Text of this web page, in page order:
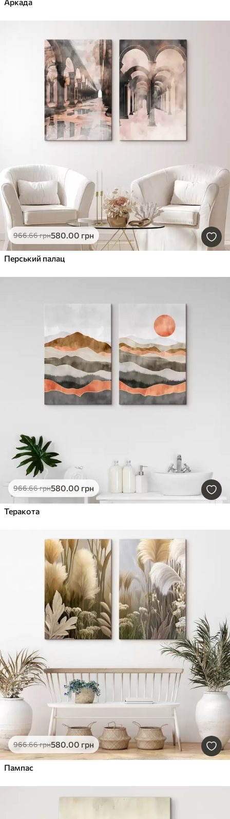
966.66грн580.00 грн
Перський палац
966.66грн580.00 грн
Теракота
966.66грн580.00 грн
Пампас